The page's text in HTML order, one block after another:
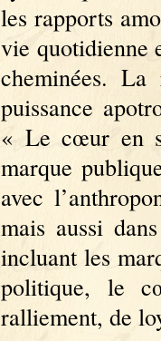
les rapports
vie quotidienne
cheminées.
puissance
« Le cœur en
marque
avec
mais aussi
incluant les
politique, le
ralliement, de